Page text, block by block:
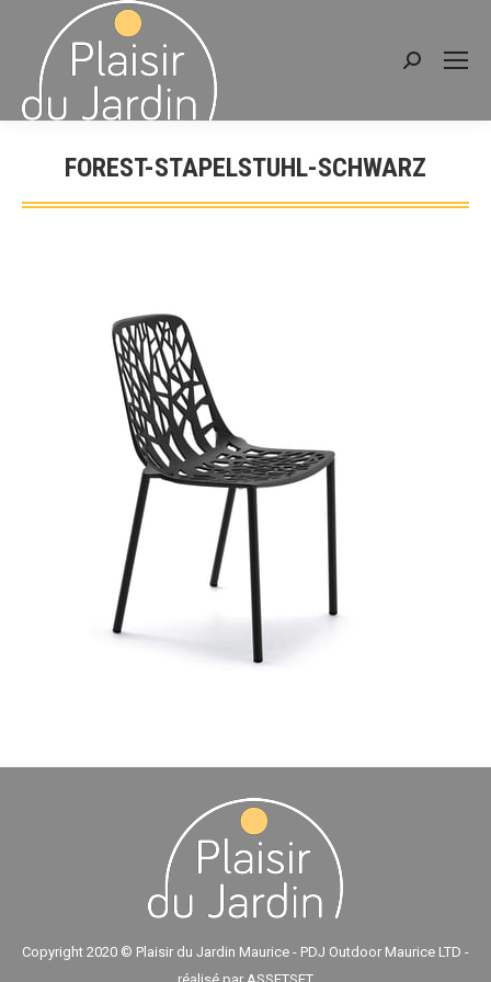
Recherche
FOREST-STAPELSTUHL-SCHWARZ
Vous êtes ici :
Copyright 2020 © Plaisir du Jardin Maurice - PDJ Outdoor Maurice LTD -